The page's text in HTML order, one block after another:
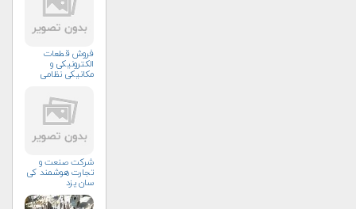
فروش قطعات
الکترونیکی و
مکانیکی نظامی
شرکت صنعت و
تجارت هوشمند کی
سان یزد